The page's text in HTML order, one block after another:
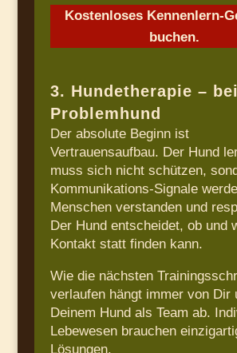
Kostenloses Kennenlern-
buchen.
3. Hundetherapie –
Problemhund
Der absolute Beginn ist
Vertrauensaufbau. Der Hund
muss sich nicht schützen,
Kommunikations-Signale
Menschen verstanden und
Der Hund entscheidet, ob und
Kontakt statt finden kann.
Wie die nächsten
verlaufen hängt immer von Dir
Deinem Hund als Team ab.
Lebewesen brauchen
Lösungen.